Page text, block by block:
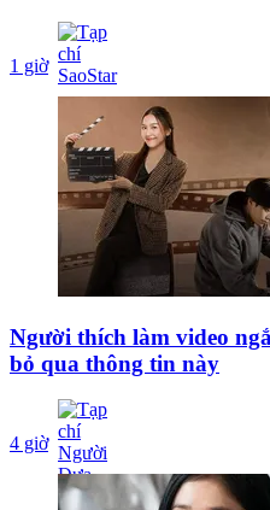
1 giờ
Người thích làm video
bỏ qua thông tin này
4 giờ